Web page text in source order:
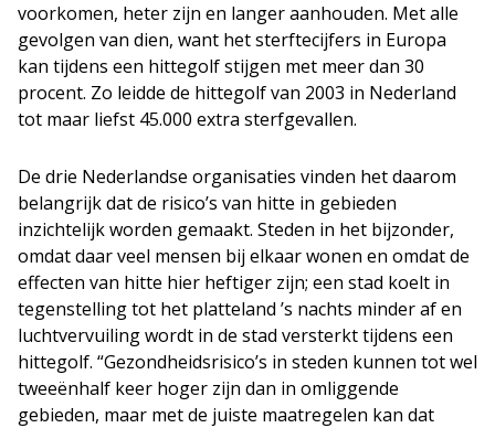
voorkomen, heter zijn en langer aanhouden. Met alle
gevolgen van dien, want het sterftecijfers in Europa
kan tijdens een hittegolf stijgen met meer dan 30
procent. Zo leidde de hittegolf van 2003 in Nederland
tot maar liefst 45.000 extra sterfgevallen.
De drie Nederlandse organisaties vinden het daarom
belangrijk dat de risico’s van hitte in gebieden
inzichtelijk worden gemaakt. Steden in het bijzonder,
omdat daar veel mensen bij elkaar wonen en omdat de
effecten van hitte hier heftiger zijn; een stad koelt in
tegenstelling tot het platteland ’s nachts minder af en
luchtvervuiling wordt in de stad versterkt tijdens een
hittegolf. “Gezondheidsrisico’s in steden kunnen tot wel
tweeënhalf keer hoger zijn dan in omliggende
gebieden, maar met de juiste maatregelen kan dat